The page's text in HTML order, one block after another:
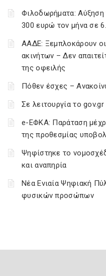
Φιλοδωρήματα:
300 ευρώ τον μήνα σε
ΑΑΔΕ: Ξεμπλοκάρουν
ακινήτων – Δεν
της οφειλής
Πόθεν έσχες –
Σε λειτουργία το
e-ΕΦΚΑ: Παράταση
της προθεσμίας
Ψηφίστηκε το
και αναπηρία
Νέα Ενιαία Ψηφιακή
φυσικών προσώπων